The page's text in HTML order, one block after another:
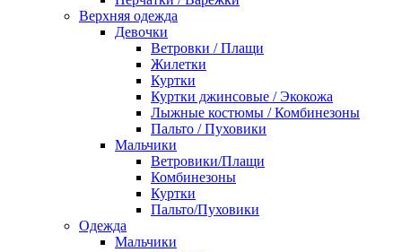
Верхняя одежда
Девочки
Ветровки / Плащи
Жилетки
Куртки
Куртки джинсовые / Экокожа
Лыжные костюмы / Комбинезоны
Пальто / Пуховики
Мальчики
Ветровики/Плащи
Комбинезоны
Куртки
Пальто/Пуховики
Одежда
Мальчики